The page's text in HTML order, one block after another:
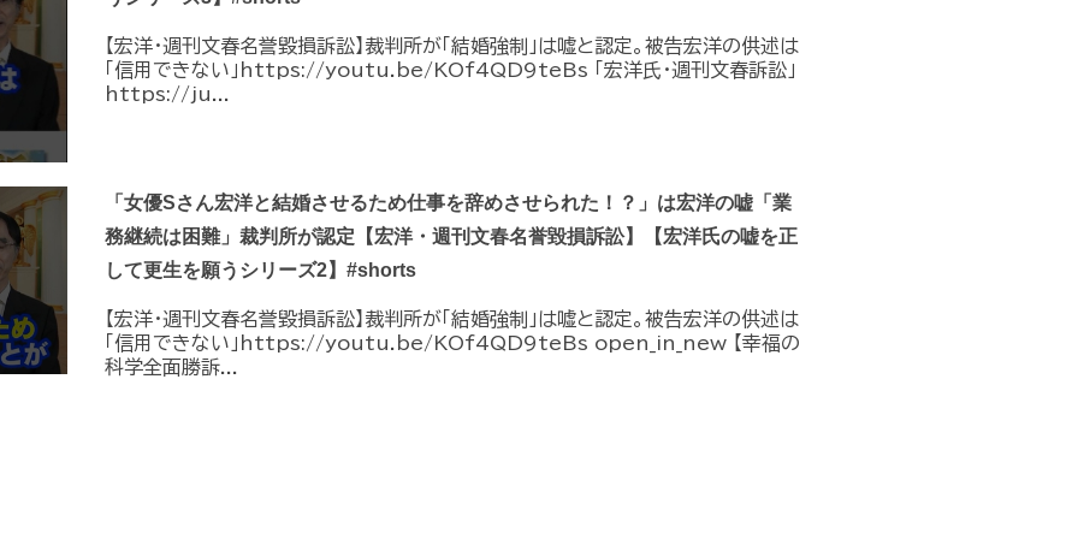
【宏洋・週刊文春名誉毀損訴訟】裁判所が「結婚強制」は嘘と認定。被告宏洋の供述は
「信用できない」https://youtu.be/KOf4QD9teBs 「宏洋氏・週刊文春訴訟」
https://ju...
「女優Sさん宏洋と結婚させるため仕事を辞めさせられた！？」は宏洋の嘘「業
務継続は困難」裁判所が認定【宏洋・週刊文春名誉毀損訴訟】【宏洋氏の嘘を正
して更生を願うシリーズ2】#shorts
【宏洋・週刊文春名誉毀損訴訟】裁判所が「結婚強制」は嘘と認定。被告宏洋の供述は
「信用できない」https://youtu.be/KOf4QD9teBs open_in_new 【幸福の
科学全面勝訴...